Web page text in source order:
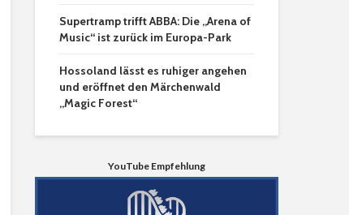
Supertramp trifft ABBA: Die „Arena of
Music“ ist zurück im Europa-Park
Hossoland lässt es ruhiger angehen
und eröffnet den Märchenwald
„Magic Forest“
YouTube Empfehlung